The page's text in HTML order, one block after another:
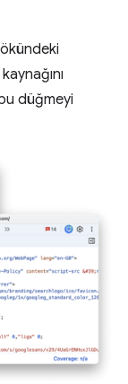
düğmeyi